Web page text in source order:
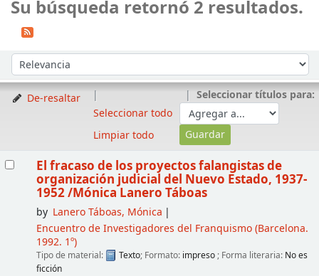
Su búsqueda retornó 2 resultados.
Ordenar por:
De-resaltar
Seleccionar todo
Limpiar todo
Seleccionar títulos para:
El fracaso de los proyectos falangistas de
organización judicial del Nuevo Estado, 1937-
1952/Mónica Lanero Táboas
by Lanero Táboas, Mónica
Encuentro de Investigadores del Franquismo(Barcelona.
1992. 1º)
Tipo de material: Texto; Formato: impreso ; Forma literaria: No es
ficción